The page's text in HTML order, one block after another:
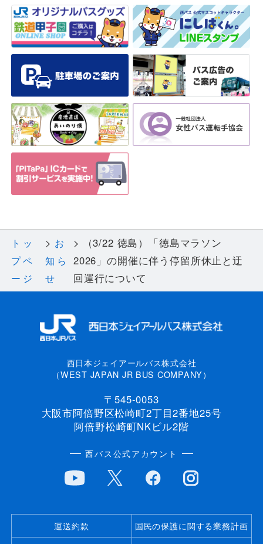
トッ
プペ
ージ
お
知ら
せ
（3/22 徳島）「徳島マラソン
2026」の開催に伴う停留所休止と迂
回運行について
西日本ジェイアールバス株式会社
（WEST JAPAN JR BUS COMPANY）
〒545-0053
大阪市阿倍野区松崎町2丁目2番地25号
阿倍野松崎町NKビル2階
西バス公式アカウント
運送約款
国民の保護に関する業務計画